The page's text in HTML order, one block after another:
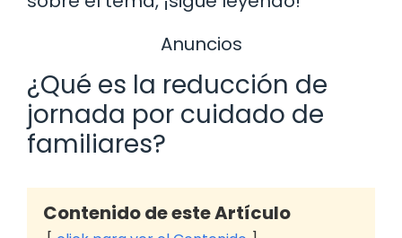
Anuncios
¿Qué es la reducción de
jornada por cuidado de
familiares?
Contenido de este Artículo